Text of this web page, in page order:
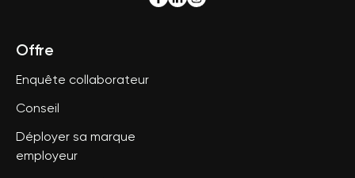
Offre
Enquête collaborateur
Conseil
Déployer sa marque
employeur